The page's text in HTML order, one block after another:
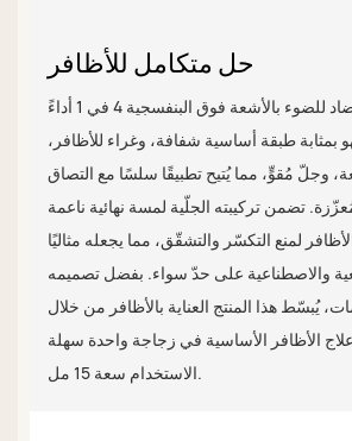
حل متكامل للأظافر
يُقدّم هذا الجلّ المُضاد للضوء بالأشعة فوق البنفسجية 4 في 1 أداءً
بمثابة طبقة أساسية شفافة، وغراء للأظافر،
وجلّ مُقوٍّ، مما يُتيح تطبيقًا سلسًا مع التصاق
تضمن تركيبته الجلّية لمسة نهائية ناعمة
لمنع التكسّر والتشقّق، مما يجعله مثاليًا
والاصطناعية على حدّ سواء. بفضل تصميمه
يُبسّط هذا المنتج العناية بالأظافر من خلال
الأظافر الأساسية في زجاجة واحدة سهلة
الاستخدام سعة 15 مل.